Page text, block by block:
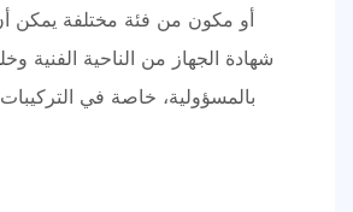
أو مكون من فئة مختلفة يمكن
شهادة الجهاز من الناحية الفنية
بالمسؤولية، خاصة في